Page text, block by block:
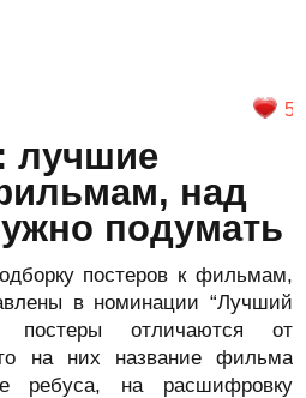
5
лучшие
над
подумать
постеров к фильмам,
в номинации “Лучший
отличаются от
на них название фильма
ребуса, на расшифровку